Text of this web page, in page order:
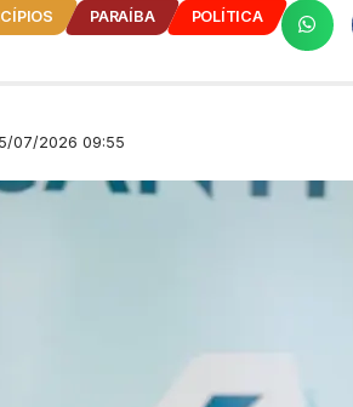
PARAÍBA POLÍTICA
07/2026 09:55